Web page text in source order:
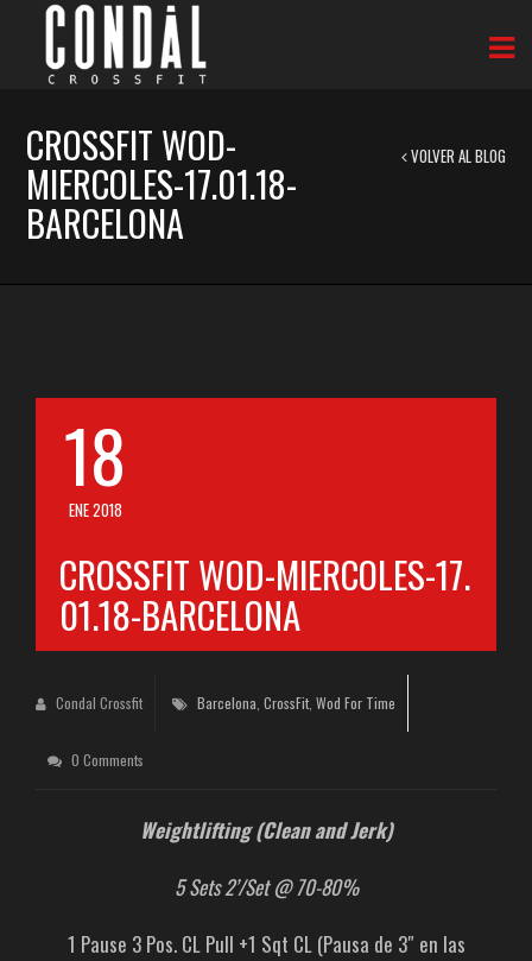
CROSSFIT WOD-
MIERCOLES-17.01.18-
BARCELONA
VOLVER AL BLOG
18
ENE 2018
CROSSFIT WOD-MIERCOLES-17.
01.18-BARCELONA
Condal Crossfit Barcelona CrossFit Wod For Time
0 Comments
Weightlifting (Clean and Jerk)
5 Sets 2’/Set @ 70-80%
1 Pause 3 Pos. CL Pull +1 Sqt CL (Pausa de 3″ en las